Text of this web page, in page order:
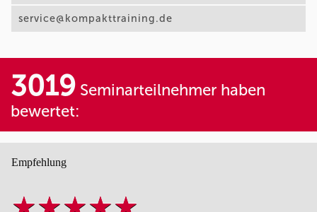
service@kompakttraining.de
3019 Seminarteilnehmer haben
bewertet:
Empfehlung